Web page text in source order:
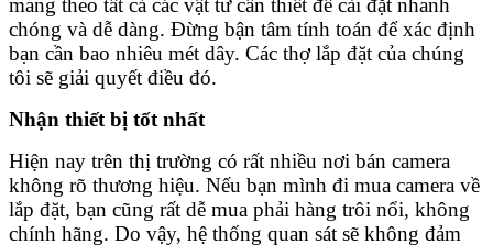
mang theo tất cả các vật tư cần thiết để cài đặt nhanh
chóng và dễ dàng. Đừng bận tâm tính toán để xác định
bạn cần bao nhiêu mét dây. Các thợ lắp đặt của chúng
tôi sẽ giải quyết điều đó.
Nhận thiết bị tốt nhất
Hiện nay trên thị trường có rất nhiều nơi bán camera
không rõ thương hiệu. Nếu bạn mình đi mua camera về
lắp đặt, bạn cũng rất dễ mua phải hàng trôi nổi, không
chính hãng. Do vậy, hệ thống quan sát sẽ không đảm